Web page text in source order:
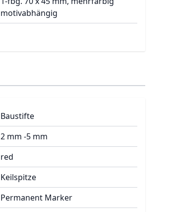
motivabhängig
Baustifte
2 mm -5 mm
red
Keilspitze
Permanent Marker